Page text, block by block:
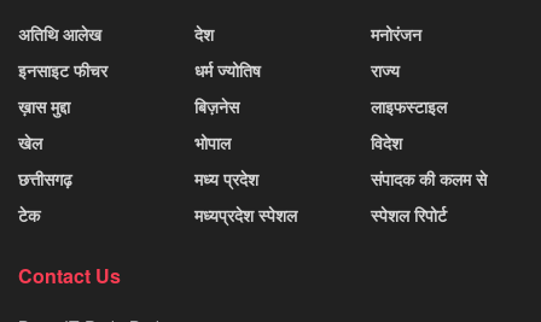
अतिथि आलेख
इनसाइट फीचर
ख़ास मुद्दा
खेल
छत्तीसगढ़
टेक
देश
धर्म ज्योतिष
बिज़नेस
भोपाल
मध्य प्रदेश
मध्यप्रदेश स्पेशल
मनोरंजन
राज्य
लाइफस्टाइल
विदेश
संपादक की कलम से
स्पेशल रिपोर्ट
Contact Us